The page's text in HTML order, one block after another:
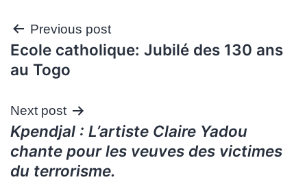
Navigation
de
Previous post
Ecole catholique: Jubilé des 130 ans
au Togo
Next post
Kpendjal : L’artiste Claire Yadou
chante pour les veuves des victimes
du terrorisme.